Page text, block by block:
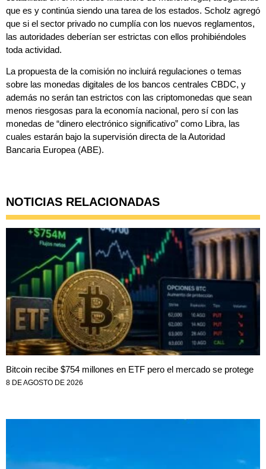
que es y continúa siendo una tarea de los estados. Scholz agregó
que si el sector privado no cumplía con los nuevos reglamentos,
las autoridades deberían ser estrictas con ellos prohibiéndoles
toda actividad.
La propuesta de la comisión no incluirá regulaciones o temas
sobre las monedas digitales de los bancos centrales CBDC, y
además no serán tan estrictos con las criptomonedas que sean
menos riesgosas para la economía nacional, pero sí con las
monedas de “dinero electrónico significativo” como Libra, las
cuales estarán bajo la supervisión directa de la Autoridad
Bancaria Europea (ABE).
NOTICIAS RELACIONADAS
Bitcoin recibe $754 millones en ETF pero el mercado se protege
8 DE AGOSTO DE 2026